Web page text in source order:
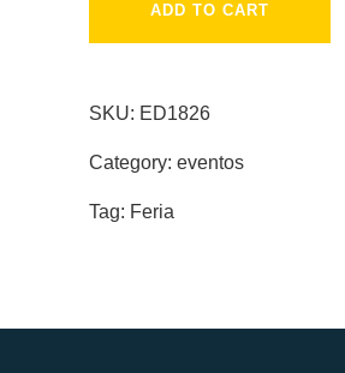
ADD TO CART
SKU: ED1826
Category: eventos
Tag: Feria